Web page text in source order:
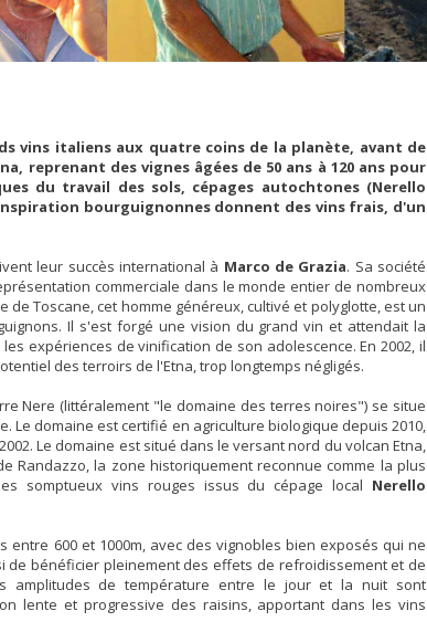
vins italiens aux quatre coins de la planète, avant de
reprenant des vignes âgées de 50 ans à 120 ans pour
du travail des sols, cépages autochtones (Nerello
bourguignonnes donnent des vins frais, d'un
leur succès international à Marco de Grazia. Sa société
commerciale dans le monde entier de nombreux
Toscane, cet homme généreux, cultivé et polyglotte, est un
Il s'est forgé une vision du grand vin et attendait la
expériences de vinification de son adolescence. En 2002, il
des terroirs de l'Etna, trop longtemps négligés.
Nere (littéralement "le domaine des terres noires") se situe
Le domaine est certifié en agriculture biologique depuis 2010,
Le domaine est situé dans le versant nord du volcan Etna,
Randazzo, la zone historiquement reconnue comme la plus
somptueux vins rouges issus du cépage local Nerello
600 et 1000m, avec des vignobles bien exposés qui ne
bénéficier pleinement des effets de refroidissement et de
amplitudes de température entre le jour et la nuit sont
lente et progressive des raisins, apportant dans les vins